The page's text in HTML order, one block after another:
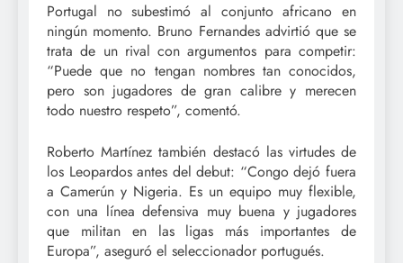
Portugal no subestimó al conjunto africano en
ningún momento. Bruno Fernandes advirtió que se
trata de un rival con argumentos para competir:
“Puede que no tengan nombres tan conocidos,
pero son jugadores de gran calibre y merecen
todo nuestro respeto”, comentó.
Roberto Martínez también destacó las virtudes de
los Leopardos antes del debut: “Congo dejó fuera
a Camerún y Nigeria. Es un equipo muy flexible,
con una línea defensiva muy buena y jugadores
que militan en las ligas más importantes de
Europa”, aseguró el seleccionador portugués.